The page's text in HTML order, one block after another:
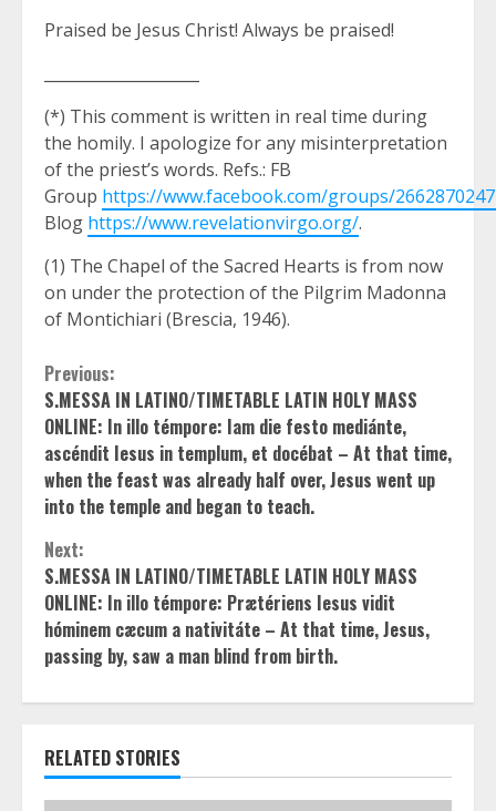
Praised be Jesus Christ! Always be praised!
(*) This comment is written in real time during
the homily. I apologize for any misinterpretation
of the priest’s words. Refs.: FB
Group https://www.facebook.com/groups/
Blog https://www.revelationvirgo.org/.
(1) The Chapel of the Sacred Hearts is from now
on under the protection of the Pilgrim Madonna
of Montichiari (Brescia, 1946).
Continue
Reading
Previous:
S.MESSA IN LATINO/TIMETABLE LATIN HOLY MASS
ONLINE: In illo témpore: Iam die festo mediánte,
ascéndit Iesus in templum, et docébat – At that time,
when the feast was already half over, Jesus went up
into the temple and began to teach.
Next:
S.MESSA IN LATINO/TIMETABLE LATIN HOLY MASS
ONLINE: In illo témpore: Prætériens Iesus vidit
hóminem cæcum a nativitáte – At that time, Jesus,
passing by, saw a man blind from birth.
RELATED STORIES